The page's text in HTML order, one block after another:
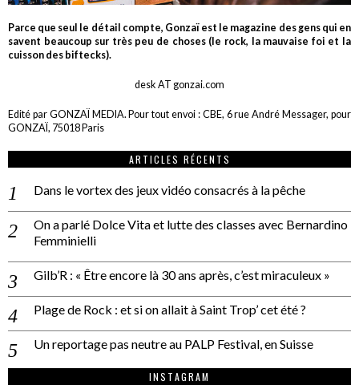
Parce que seul le détail compte, Gonzaï est le magazine des gens qui en
savent beaucoup sur très peu de choses (le rock, la mauvaise foi et la
cuisson des biftecks).
desk AT gonzai.com
Edité par GONZAÏ MEDIA. Pour tout envoi : CBE, 6 rue André Messager, pour
GONZAÏ, 75018 Paris
ARTICLES RÉCENTS
Dans le vortex des jeux vidéo consacrés à la pêche
On a parlé Dolce Vita et lutte des classes avec Bernardino
Femminielli
Gilb’R : « Être encore là 30 ans après, c’est miraculeux »
Plage de Rock : et si on allait à Saint Trop’ cet été ?
Un reportage pas neutre au PALP Festival, en Suisse
INSTAGRAM